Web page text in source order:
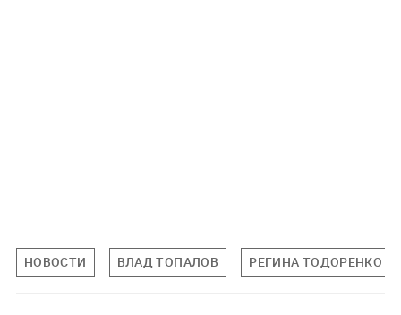
НОВОСТИ ВЛАД ТОПАЛОВ РЕГИНА ТОДОРЕНКО